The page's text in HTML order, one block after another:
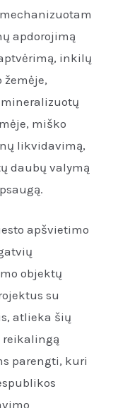
apdorojimą
inkilų
miško
likvidavimą,
daubų valymą
apšvietimo
objektų
su
atlieka šių
reikalingą
parengti, kuri